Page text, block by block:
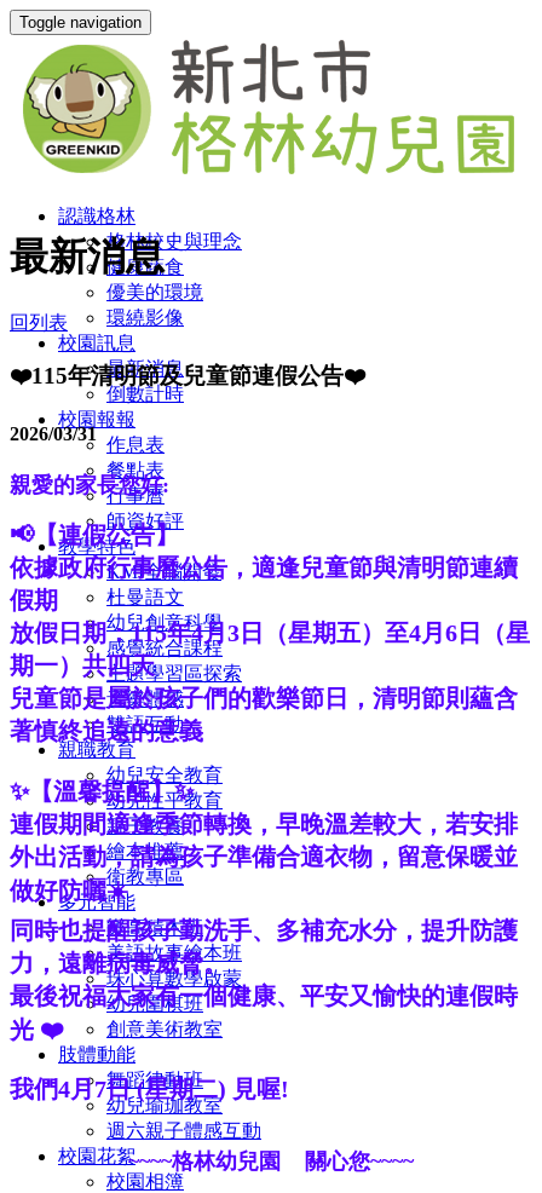
Toggle navigation
認識格林
格林校史與理念
健康蔬食
優美的環境
環繞影像
校園訊息
最新消息
倒數計時
校園報報
作息表
餐點表
行事曆
師資好評
教學特色
KMI全腦開發
杜曼語文
幼兒創意科學
感覺統合課程
主題學習區探索
音樂體感
雙語互動
親職教育
幼兒安全教育
幼兒性平教育
親子教養
繪本推薦
衛教專區
多元智能
樂高積木班
美語故事繪本班
珠心算數學啟蒙
幼兒圍棋班
創意美術教室
肢體動能
舞蹈律動班
幼兒瑜珈教室
週六親子體感互動
校園花絮
校園相簿
最新消息
回列表
❤️115年清明節及兒童節連假公告❤️
2026/03/31
親愛的家長您好:
📢【連假公告】
依據政府行事曆公告，適逢兒童節與清明節連續
假期
放假日期：115年4月3日（星期五）至4月6日（星
期一）共四天
兒童節是屬於孩子們的歡樂節日，清明節則蘊含
著慎終追遠的意義
✨【溫馨提醒】✨
連假期間適逢季節轉換，早晚溫差較大，若安排
外出活動，請為孩子準備合適衣物，留意保暖並
做好防曬☀️
同時也提醒孩子勤洗手、多補充水分，提升防護
力，遠離病毒威脅。
最後祝福大家有一個健康、平安又愉快的連假時
光 ❤️
我們4月7日 (星期二) 見喔!
~~~~格林幼兒園 關心您~~~~